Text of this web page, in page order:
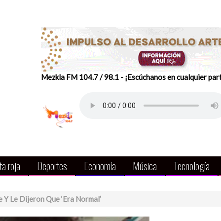
Mezkla FM 104.7 / 98.1 - ¡Escúchanos en cualquier
roja Deportes Economía Música Tecnología
Le Dijeron Que ‘era Normal’